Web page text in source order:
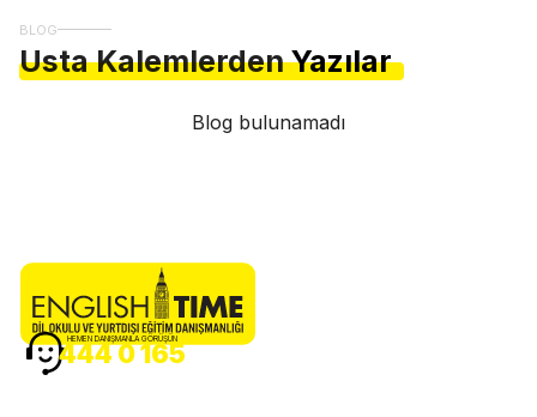
BLOG
Usta Kalemlerden Yazılar
Blog bulunamadı
HEMEN DANIŞMANLA GÖRÜŞÜN
444 0 165